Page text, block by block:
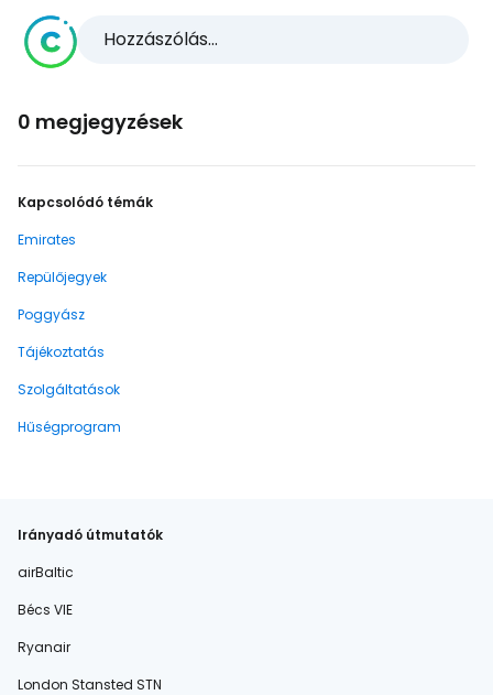
Hozzászólás...
0 megjegyzések
Kapcsolódó témák
Emirates
Repülőjegyek
Poggyász
Tájékoztatás
Szolgáltatások
Hűségprogram
Irányadó útmutatók
airBaltic
Bécs VIE
Ryanair
London Stansted STN